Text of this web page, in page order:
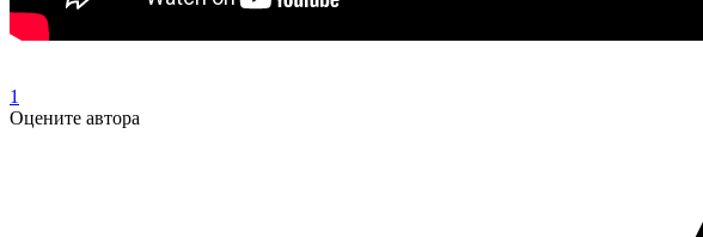
1
Оцените автора